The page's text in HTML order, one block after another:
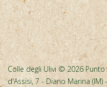
Colle degli Ulivi © 2026